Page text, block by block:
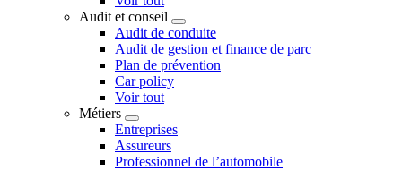
Audit et conseil
Audit de conduite
Audit de gestion et finance de parc
Plan de prévention
Car policy
Voir tout
Métiers
Entreprises
Assureurs
Professionnel de l’automobile